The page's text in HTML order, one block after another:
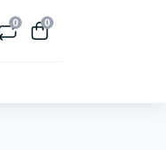
0 0